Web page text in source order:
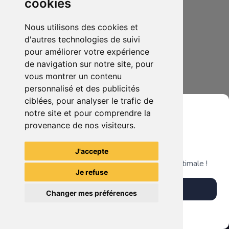
cookies
Nous utilisons des cookies et
d'autres technologies de suivi
pour améliorer votre expérience
de navigation sur notre site, pour
vous montrer un contenu
personnalisé et des publicités
ciblées, pour analyser le trafic de
notre site et pour comprendre la
provenance de nos visiteurs.
J'accepte
Je refuse
Changer mes préférences
Grenier du Geek
Télécharge notre app pour une expérience optimale !
Télécharger l'app